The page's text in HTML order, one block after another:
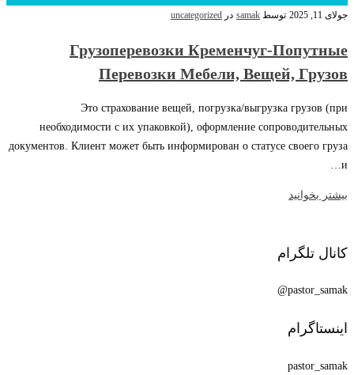
جولای 11, 2025 توسط samak در uncategorized
Грузоперевозки Кременчуг-Попутные
Перевозки Мебели, Вещей, Грузов
Это страхование вещей, погрузка/выгрузка грузов (при
необходимости с их упаковкой), оформление сопроводительных
документов. Клиент может быть информирован о статусе своего груза
и…
بیشتر بخوانید
کانال تلگرام
pastor_samak@
اینستاگرام
pastor_samak